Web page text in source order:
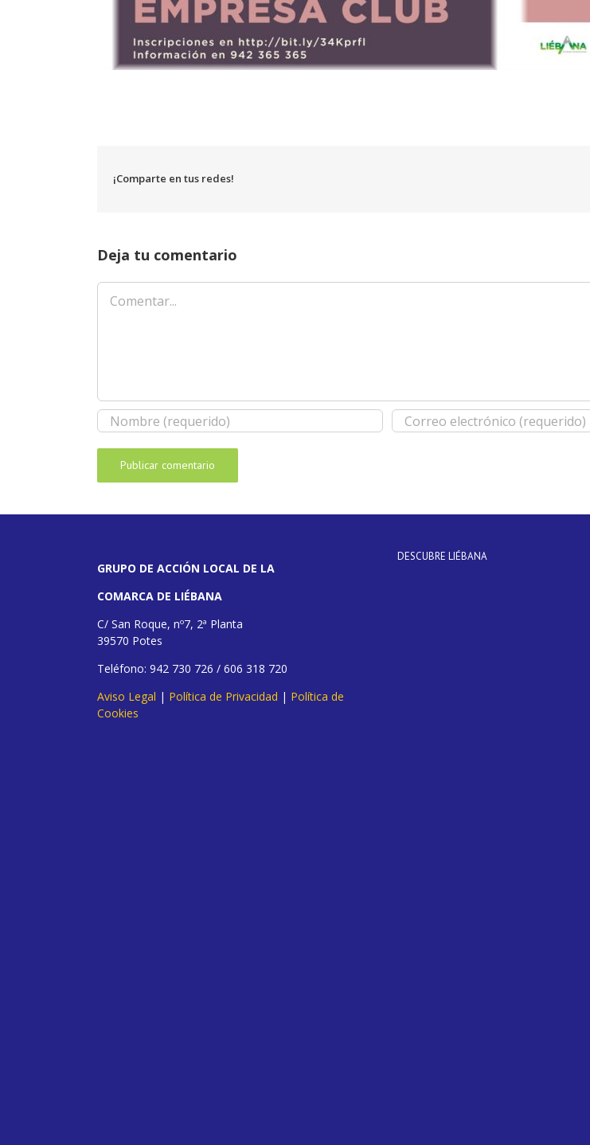
¡Comparte en tus redes!
Deja tu comentario
Comentar
GRUPO DE ACCIÓN LOCAL DE LA
COMARCA DE LIÉBANA
C/ San Roque, nº7, 2ª Planta
39570 Potes
Teléfono: 942 730 726 / 606 318 720
Aviso Legal | Política de Privacidad | Política de
Cookies
DESCUBRE LIÉBANA